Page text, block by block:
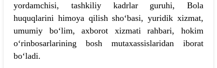
yordamchisi, tashkiliy kadrlar guruhi, Bola
huquqlarini himoya qilish sho‘basi, yuridik xizmat,
umumiy bo‘lim, axborot xizmati rahbari, hokim
o‘rinbosarlarining bosh mutaxassislaridan iborat
bo‘ladi.